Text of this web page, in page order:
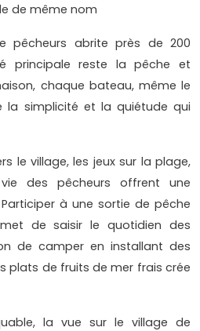
de même nom
pêcheurs abrite près de 200
principale reste la pêche et
chaque bateau, même le
la simplicité et la quiétude qui
le village, les jeux sur la plage,
des pêcheurs offrent une
à une sortie de pêche
de saisir le quotidien des
de camper en installant des
plats de fruits de mer frais crée
la vue sur le village de